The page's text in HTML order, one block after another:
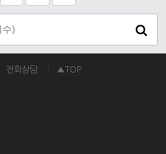
전화상담 ▲TOP